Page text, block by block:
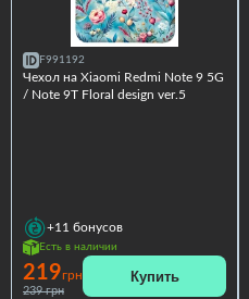
F991192
Чехол на Xiaomi Redmi Note 9 5G
/ Note 9T Floral design ver.5
+11 бонусов
Есть в наличии
219грн
239 грн
Купить